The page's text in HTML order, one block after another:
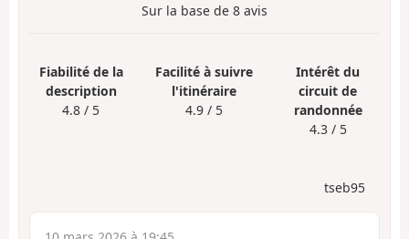
Sur la base de 8 avis
Fiabilité de la
description
4.8 / 5
Facilité à suivre
l'itinéraire
4.9 / 5
Intérêt du
circuit de
randonnée
4.3 / 5
tseb95